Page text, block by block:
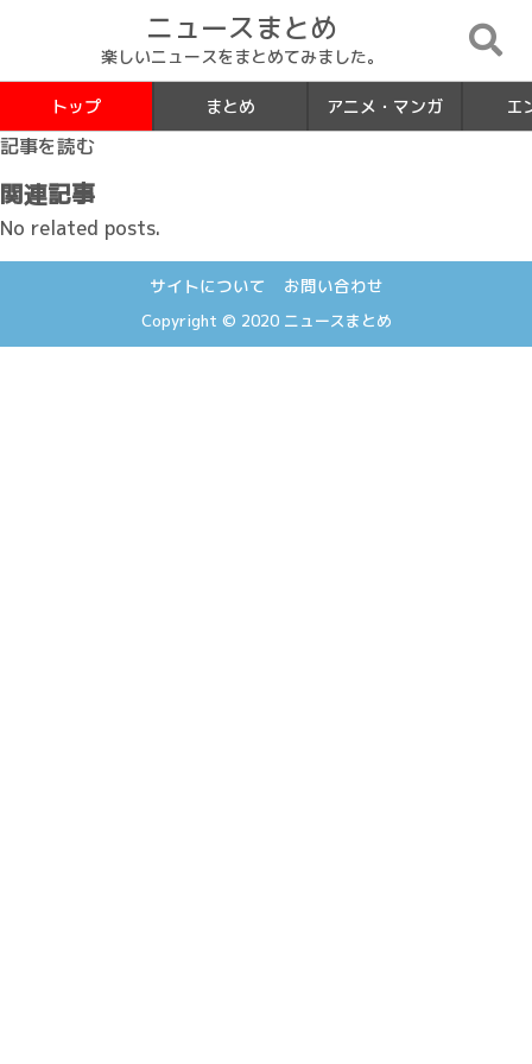
ニュースまとめ
楽しいニュースをまとめてみました。
トップ まとめ アニメ・マンガ エ
記事を読む
関連記事
No related posts.
サイトについて お問い合わせ
Copyright © 2020 ニュースまとめ